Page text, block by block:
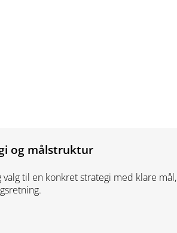
og målstruktur
til en konkret strategi med klare mål,